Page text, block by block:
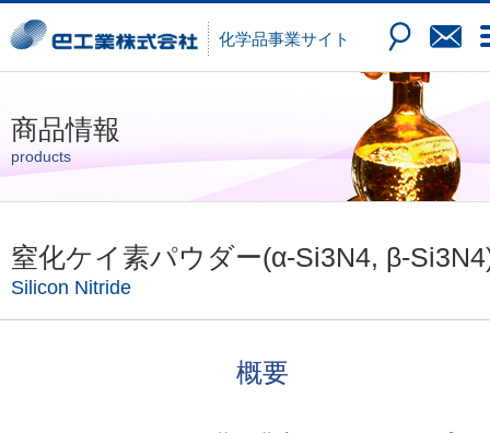
化学品事業サイト
商品情報
products
窒化ケイ素パウダー(α-Si3N4, β-
Silicon Nitride
概要